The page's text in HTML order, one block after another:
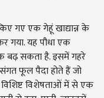
गए एक गेहूं खाद्यान्न के
गया. यह पौधा एक
बढ़ सकता है. इसमें गहरे
फूल पैदा होते हैं जो
विशेषताओं में से एक